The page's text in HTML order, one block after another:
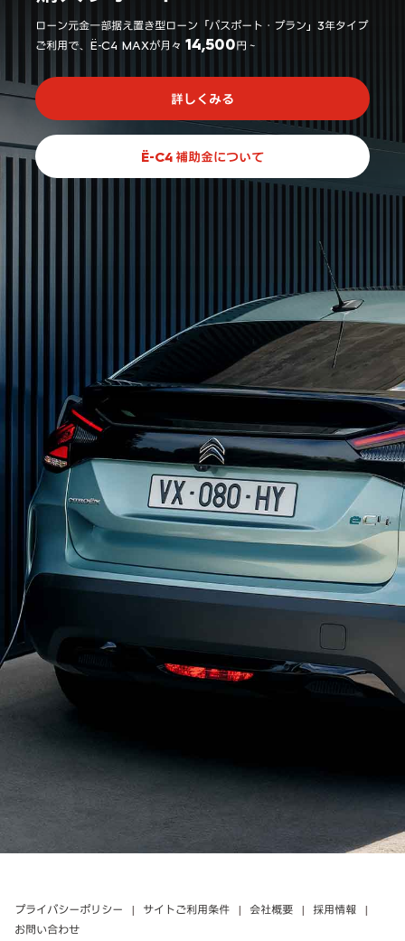
ローン元金一部据え置き型ローン「パスポート・プラン」3年タイプ
ご利用で、Ë-C4 MAXが月々 14,500円～
詳しくみる
Ë-C4 補助金について
プライバシーポリシー サイトご利用条件 会社概要
採用情報
お問い合わせ